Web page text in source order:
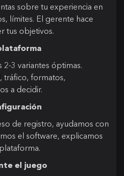
sobre tu experiencia en
límites. El gerente hace
tus objetivos.
3 variantes óptimas.
tráfico, formatos,
a decidir.
de registro, ayudamos con
el software, explicamos
el juego